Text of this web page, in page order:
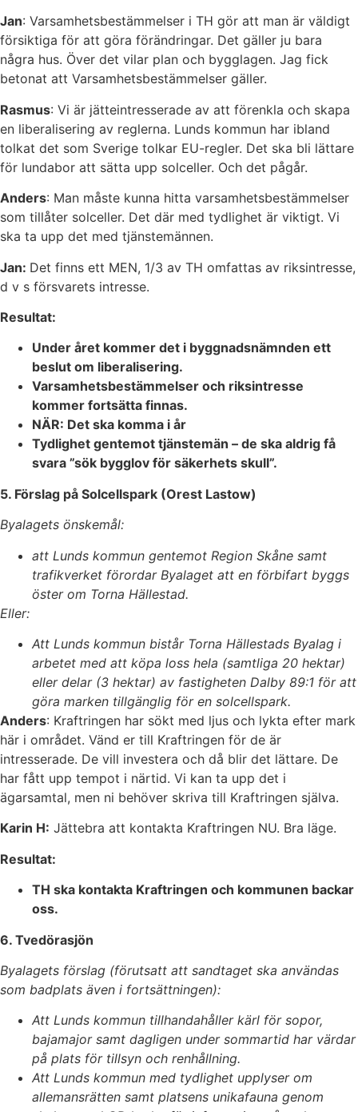
Jan: Varsamhetsbestämmelser i TH gör att man är väldigt
försiktiga för att göra förändringar. Det gäller ju bara
några hus. Över det vilar plan och bygglagen. Jag fick
betonat att Varsamhetsbestämmelser gäller.
Rasmus: Vi är jätteintresserade av att förenkla och skapa
en liberalisering av reglerna. Lunds kommun har ibland
tolkat det som Sverige tolkar EU-regler. Det ska bli lättare
för lundabor att sätta upp solceller. Och det pågår.
Anders: Man måste kunna hitta varsamhetsbestämmelser
som tillåter solceller. Det där med tydlighet är viktigt. Vi
ska ta upp det med tjänstemännen.
Jan: Det finns ett MEN, 1/3 av TH omfattas av riksintresse,
d v s försvarets intresse.
Resultat:
Under året kommer det i byggnadsnämnden ett
beslut om liberalisering.
Varsamhetsbestämmelser och riksintresse
kommer fortsätta finnas.
NÄR: Det ska komma i år
Tydlighet gentemot tjänstemän – de ska aldrig få
svara ”sök bygglov för säkerhets skull”.
5. Förslag på Solcellspark (Orest Lastow)
Byalagets önskemål:
att Lunds kommun gentemot Region Skåne samt
trafikverket förordar Byalaget att en förbifart byggs
öster om Torna Hällestad.
Eller:
Att Lunds kommun bistår Torna Hällestads Byalag i
arbetet med att köpa loss hela (samtliga 20 hektar)
eller delar (3 hektar) av fastigheten Dalby 89:1 för att
göra marken tillgänglig för en solcellspark.
Anders: Kraftringen har sökt med ljus och lykta efter mark
här i området. Vänd er till Kraftringen för de är
intresserade. De vill investera och då blir det lättare. De
har fått upp tempot i närtid. Vi kan ta upp det i
ägarsamtal, men ni behöver skriva till Kraftringen själva.
Karin H: Jättebra att kontakta Kraftringen NU. Bra läge.
Resultat:
TH ska kontakta Kraftringen och kommunen backar
oss.
6. Tvedörasjön
Byalagets förslag (förutsatt att sandtaget ska användas
som badplats även i fortsättningen):
Att Lunds kommun tillhandahåller kärl för sopor,
bajamajor samt dagligen under sommartid har värdar
på plats för tillsyn och renhållning.
Att Lunds kommun med tydlighet upplyser om
allemansrätten samt platsens unikafauna genom